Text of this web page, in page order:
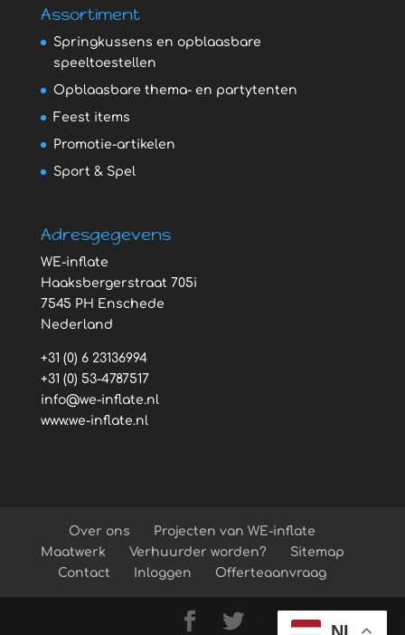
Assortiment
Springkussens en opblaasbare
speeltoestellen
Opblaasbare thema- en partytenten
Feest items
Promotie-artikelen
Sport & Spel
Adresgegevens
WE-inflate
Haaksbergerstraat 705i
7545 PH Enschede
Nederland
+31 (0) 6 23136994
+31 (0) 53-4787517
info@we-inflate.nl
www.we-inflate.nl
Over ons
Projecten van WE-inflate
Maatwerk
Verhuurder worden?
Sitemap
Contact
Inloggen Offerteaanvraag